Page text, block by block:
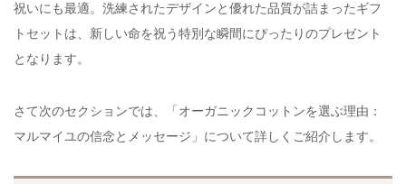
祝いにも最適。洗練されたデザインと優れた品質が詰まったギフ
トセットは、新しい命を祝う特別な瞬間にぴったりのプレゼント
となります。
さて次のセクションでは、「オーガニックコットンを選ぶ理由：
マルマイユの信念とメッセージ」について詳しくご紹介します。